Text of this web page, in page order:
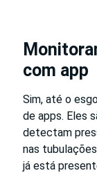
com app
Sim, até o
de apps. Eles
detectam
nas
já está